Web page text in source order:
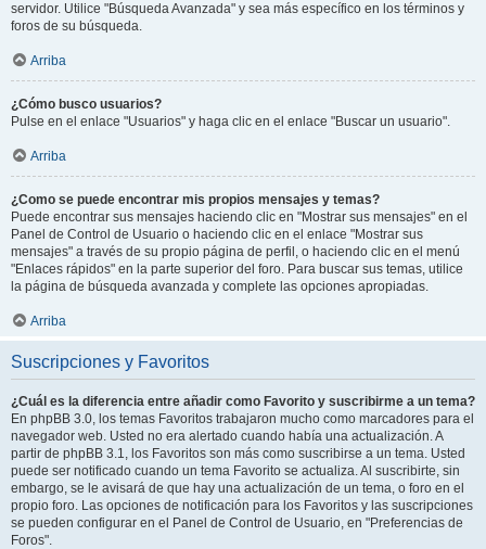
servidor. Utilice "Búsqueda Avanzada" y sea más específico en los términos y
foros de su búsqueda.
Arriba
¿Cómo busco usuarios?
Pulse en el enlace "Usuarios" y haga clic en el enlace "Buscar un usuario".
Arriba
¿Como se puede encontrar mis propios mensajes y temas?
Puede encontrar sus mensajes haciendo clic en "Mostrar sus mensajes" en el
Panel de Control de Usuario o haciendo clic en el enlace "Mostrar sus
mensajes" a través de su propio página de perfil, o haciendo clic en el menú
"Enlaces rápidos" en la parte superior del foro. Para buscar sus temas, utilice
la página de búsqueda avanzada y complete las opciones apropiadas.
Arriba
Suscripciones y Favoritos
¿Cuál es la diferencia entre añadir como Favorito y suscribirme a un tema?
En phpBB 3.0, los temas Favoritos trabajaron mucho como marcadores para el
navegador web. Usted no era alertado cuando había una actualización. A
partir de phpBB 3.1, los Favoritos son más como suscribirse a un tema. Usted
puede ser notificado cuando un tema Favorito se actualiza. Al suscribirte, sin
embargo, se le avisará de que hay una actualización de un tema, o foro en el
propio foro. Las opciones de notificación para los Favoritos y las suscripciones
se pueden configurar en el Panel de Control de Usuario, en "Preferencias de
Foros".